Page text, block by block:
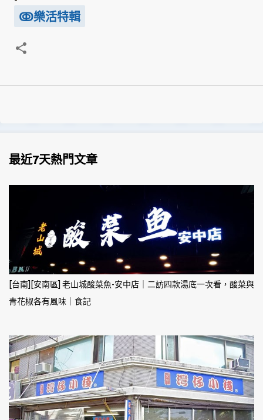
ↂ樂活特輯
最近7天熱門文章
[台南][安南區] 老山城酸菜魚-安中店｜二訪四款湯底一次看，酸菜與
青花椒各有風味｜食記